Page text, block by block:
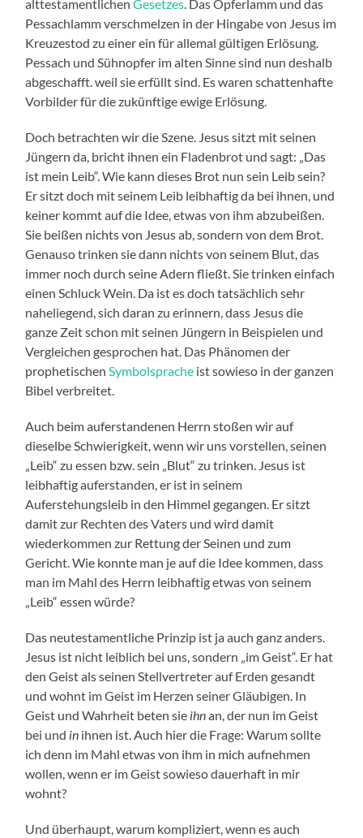
alttestamentlichenGesetzes. Das Opferlamm und das
Pessachlamm verschmelzen in der Hingabe von Jesus im
Kreuzestod zu einer ein für allemal gültigen Erlösung.
Pessach und Sühnopfer im alten Sinne sind nun deshalb
abgeschafft. weil sie erfüllt sind. Es waren schattenhafte
Vorbilder für die zukünftige ewige Erlösung.
Doch betrachten wir die Szene. Jesus sitzt mit seinen
Jüngern da, bricht ihnen ein Fladenbrot und sagt: „Das
ist mein Leib“. Wie kann dieses Brot nun sein Leib sein?
Er sitzt doch mit seinem Leib leibhaftig da bei ihnen, und
keiner kommt auf die Idee, etwas von ihm abzubeißen.
Sie beißen nichts von Jesus ab, sondern von dem Brot.
Genauso trinken sie dann nichts von seinem Blut, das
immer noch durch seine Adern fließt. Sie trinken einfach
einen Schluck Wein. Da ist es doch tatsächlich sehr
naheliegend, sich daran zu erinnern, dass Jesus die
ganze Zeit schon mit seinen Jüngern in Beispielen und
Vergleichen gesprochen hat. Das Phänomen der
prophetischenSymbolsprache ist sowieso in der ganzen
Bibel verbreitet.
Auch beim auferstandenen Herrn stoßen wir auf
dieselbe Schwierigkeit, wenn wir uns vorstellen, seinen
„Leib“ zu essen bzw. sein „Blut“ zu trinken. Jesus ist
leibhaftig auferstanden, er ist in seinem
Auferstehungsleib in den Himmel gegangen. Er sitzt
damit zur Rechten des Vaters und wird damit
wiederkommen zur Rettung der Seinen und zum
Gericht. Wie konnte man je auf die Idee kommen, dass
man im Mahl des Herrn leibhaftig etwas von seinem
„Leib“ essen würde?
Das neutestamentliche Prinzip ist ja auch ganz anders.
Jesus ist nicht leiblich bei uns, sondern „im Geist“. Er hat
den Geist als seinen Stellvertreter auf Erden gesandt
und wohnt im Geist im Herzen seiner Gläubigen. In
Geist und Wahrheit beten sie ihnan, der nun im Geist
bei und in ihnen ist. Auch hier die Frage: Warum sollte
ich denn im Mahl etwas von ihm in mich aufnehmen
wollen, wenn er im Geist sowieso dauerhaft in mir
wohnt?
Und überhaupt, warum kompliziert, wenn es auch